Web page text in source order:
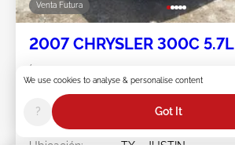
Venta Futura
2007 CHRYSLER 300C 5.7L
Kilometraje:
205,023 millas
Daño:
Tipo de
documento:
We use cookies to analyse & personalise content
? Got It